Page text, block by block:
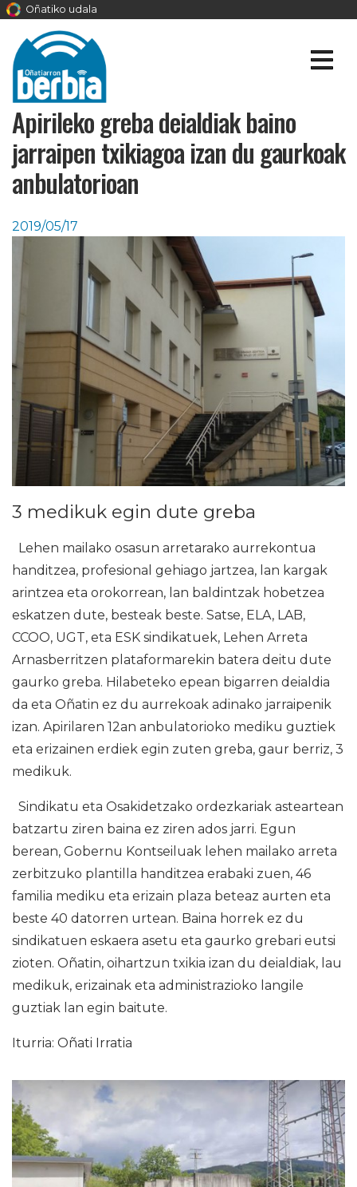
Oñatiko udala
Apirileko greba deialdiak baino
jarraipen txikiagoa izan du gaurkoak
anbulatorioan
2019/05/17
3 medikuk egin dute greba
Lehen mailako osasun arretarako aurrekontua
handitzea, profesional gehiago jartzea, lan kargak
arintzea eta orokorrean, lan baldintzak hobetzea
eskatzen dute, besteak beste. Satse, ELA, LAB,
CCOO, UGT, eta ESK sindikatuek, Lehen Arreta
Arnasberritzen plataformarekin batera deitu dute
gaurko greba. Hilabeteko epean bigarren deialdia
da eta Oñatin ez du aurrekoak adinako jarraipenik
izan. Apirilaren 12an anbulatorioko mediku guztiek
eta erizainen erdiek egin zuten greba, gaur berriz, 3
medikuk.
Sindikatu eta Osakidetzako ordezkariak asteartean
batzartu ziren baina ez ziren ados jarri. Egun
berean, Gobernu Kontseiluak lehen mailako arreta
zerbitzuko plantilla handitzea erabaki zuen, 46
familia mediku eta erizain plaza beteaz aurten eta
beste 40 datorren urtean. Baina horrek ez du
sindikatuen eskaera asetu eta gaurko grebari eutsi
zioten. Oñatin, oihartzun txikia izan du deialdiak, lau
medikuk, erizainak eta administrazioko langile
guztiak lan egin baitute.
Iturria: Oñati Irratia